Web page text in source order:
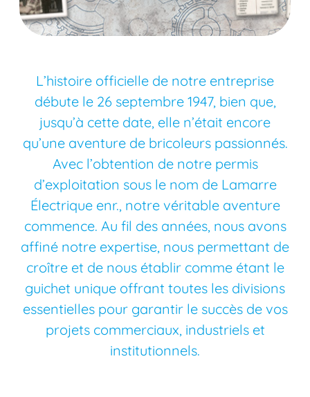
L’histoire officielle de notre entreprise
débute le 26 septembre 1947, bien que,
jusqu’à cette date, elle n’était encore
qu’une aventure de bricoleurs passionnés.
Avec l’obtention de notre permis
d’exploitation sous le nom de Lamarre
Électrique enr., notre véritable aventure
commence. Au fil des années, nous avons
affiné notre expertise, nous permettant de
croître et de nous établir comme étant le
guichet unique offrant toutes les divisions
essentielles pour garantir le succès de vos
projets commerciaux, industriels et
institutionnels.